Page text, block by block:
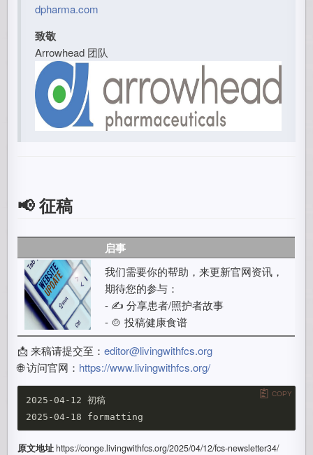
dpharma.com
致敬
Arrowhead 团队
📢 征稿
启事
我们需要你的帮助，来更新官网资讯，
期待您的参与：
- ✍️ 分享患者/照护者故事
- 🍲 投稿健康食谱
📩 来稿请提交至：editor@livingwithfcs.org
🌐 访问官网： https://www.livingwithfcs.org/
2025-04-12 初稿
COPY
原文地址https://conge.livingwithfcs.org/2025/04/12/fcs-newsletter34/